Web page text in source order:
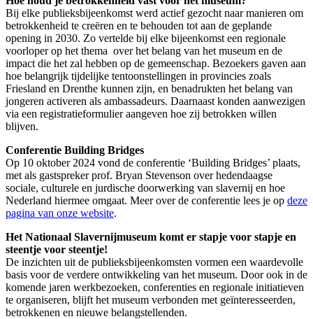
Bij elke publieksbijeenkomst werd actief gezocht naar manieren om
betrokkenheid te creëren en te behouden tot aan de geplande
opening in 2030. Zo vertelde bij elke bijeenkomst een regionale
voorloper op het thema over het belang van het museum en de
impact die het zal hebben op de gemeenschap. Bezoekers gaven aan
hoe belangrijk tijdelijke tentoonstellingen in provincies zoals
Friesland en Drenthe kunnen zijn, en benadrukten het belang van
jongeren activeren als ambassadeurs. Daarnaast konden aanwezigen
via een registratieformulier aangeven hoe zij betrokken willen
blijven.
Conferentie Building Bridges
Op 10 oktober 2024 vond de conferentie ‘Building Bridges’ plaats,
met als gastspreker prof. Bryan Stevenson over hedendaagse
sociale, culturele en jurdische doorwerking van slavernij en hoe
Nederland hiermee omgaat. Meer over de conferentie lees je op deze
pagina van onze website.
Het Nationaal Slavernijmuseum komt er stapje voor stapje en
steentje voor steentje!
De inzichten uit de publieksbijeenkomsten vormen een waardevolle
basis voor de verdere ontwikkeling van het museum. Door ook in de
komende jaren werkbezoeken, conferenties en regionale initiatieven
te organiseren, blijft het museum verbonden met geïnteresseerden,
betrokkenen en nieuwe belangstellenden.